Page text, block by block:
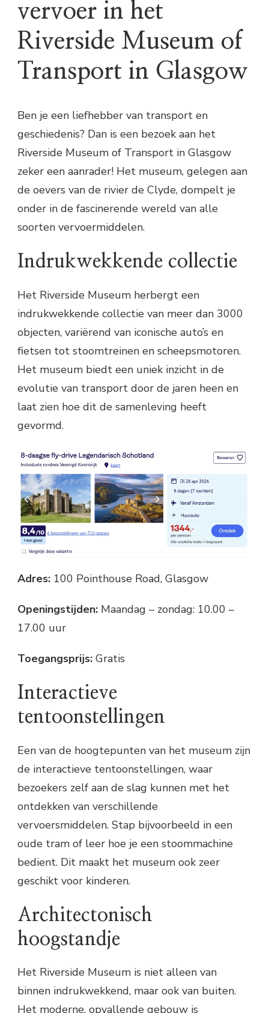
vervoer in het
Riverside Museum of
Transport in Glasgow
Ben je een liefhebber van transport en
geschiedenis? Dan is een bezoek aan het
Riverside Museum of Transport in Glasgow
zeker een aanrader! Het museum, gelegen aan
de oevers van de rivier de Clyde, dompelt je
onder in de fascinerende wereld van alle
soorten vervoermiddelen.
Indrukwekkende collectie
Het Riverside Museum herbergt een
indrukwekkende collectie van meer dan 3000
objecten, variërend van iconische auto’s en
fietsen tot stoomtreinen en scheepsmotoren.
Het museum biedt een uniek inzicht in de
evolutie van transport door de jaren heen en
laat zien hoe dit de samenleving heeft
gevormd.
Adres: 100 Pointhouse Road, Glasgow
Openingstijden: Maandag – zondag: 10.00 –
17.00 uur
Toegangsprijs: Gratis
Interactieve
tentoonstellingen
Een van de hoogtepunten van het museum zijn
de interactieve tentoonstellingen, waar
bezoekers zelf aan de slag kunnen met het
ontdekken van verschillende
vervoersmiddelen. Stap bijvoorbeeld in een
oude tram of leer hoe je een stoommachine
bedient. Dit maakt het museum ook zeer
geschikt voor kinderen.
Architectonisch
hoogstandje
Het Riverside Museum is niet alleen van
binnen indrukwekkend, maar ook van buiten.
Het moderne, opvallende gebouw is